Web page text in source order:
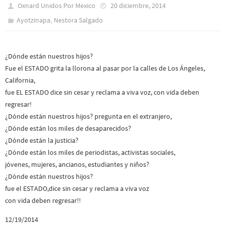
Oxnard Unidos Por Mexico
20 diciembre, 2014
Ayotzinapa, Nestora Salgado
¿Dónde están nuestros hijos?
Fue el ESTADO grita la llorona al pasar por la calles de Los Ángeles,
California,
fue EL ESTADO dice sin cesar y reclama a viva voz, con vida deben
regresar!
¿Dónde están nuestros hijos? pregunta en el extranjero,
¿Dónde están los miles de desaparecidos?
¿Dónde están la justicia?
¿Dónde están los miles de periodistas, activistas sociales,
jóvenes, mujeres, ancianos, estudiantes y niños?
¿Dónde están nuestros hijos?
fue el ESTADO,dice sin cesar y reclama a viva voz
con vida deben regresar!!
12/19/2014